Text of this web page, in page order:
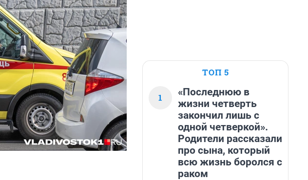
ТОП 5
1
«Последнюю в
жизни четверть
закончил лишь с
одной четверкой».
Родители рассказали
про сына, который
всю жизнь боролся с
раком